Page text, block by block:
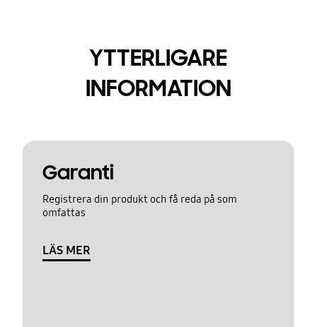
YTTERLIGARE
INFORMATION
Garanti
Registrera din produkt och få reda på som
omfattas
LÄS MER